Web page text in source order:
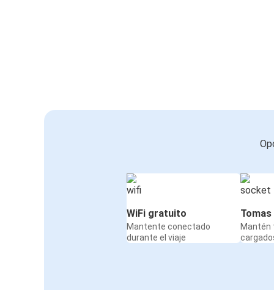
WiFi gratuito
Mantente conectado
durante el viaje
Mantén